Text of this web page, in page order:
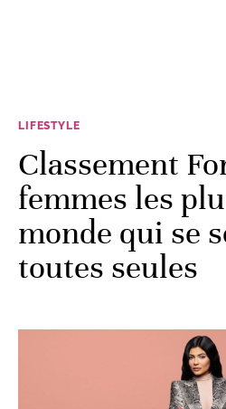
LIFESTYLE
Classement
femmes les
monde qui se
toutes seules